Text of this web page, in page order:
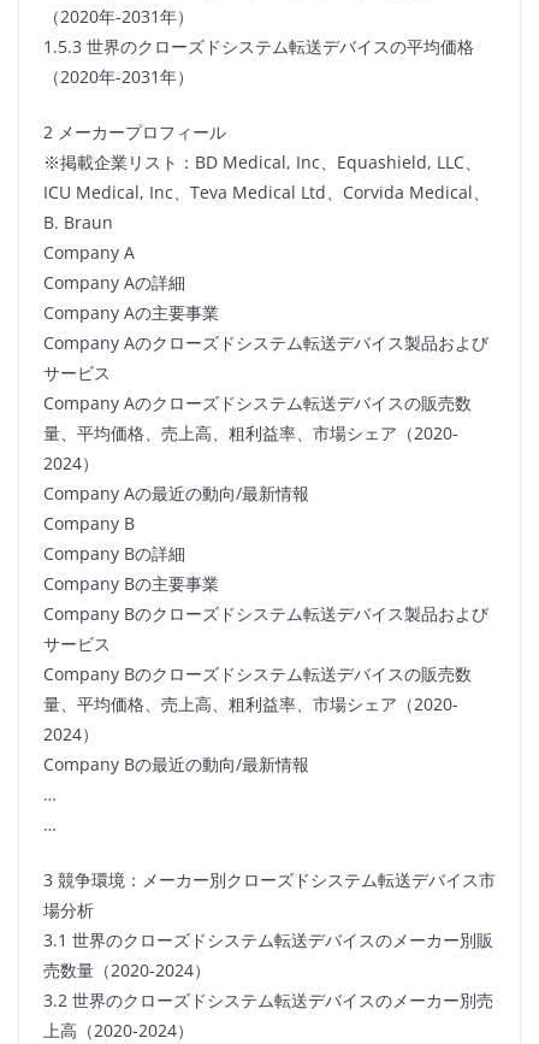
（2020年-2031年）
1.5.3 世界のクローズドシステム転送デバイスの平均価格
（2020年-2031年）
2 メーカープロフィール
※掲載企業リスト：BD Medical, Inc、Equashield, LLC、
ICU Medical, Inc、Teva Medical Ltd、Corvida Medical、
B. Braun
Company A
Company Aの詳細
Company Aの主要事業
Company Aのクローズドシステム転送デバイス製品および
サービス
Company Aのクローズドシステム転送デバイスの販売数
量、平均価格、売上高、粗利益率、市場シェア（2020-
2024）
Company Aの最近の動向/最新情報
Company B
Company Bの詳細
Company Bの主要事業
Company Bのクローズドシステム転送デバイス製品および
サービス
Company Bのクローズドシステム転送デバイスの販売数
量、平均価格、売上高、粗利益率、市場シェア（2020-
2024）
Company Bの最近の動向/最新情報
…
…
3 競争環境：メーカー別クローズドシステム転送デバイス市
場分析
3.1 世界のクローズドシステム転送デバイスのメーカー別販
売数量（2020-2024）
3.2 世界のクローズドシステム転送デバイスのメーカー別売
上高（2020-2024）